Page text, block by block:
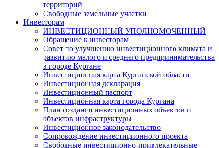
территорий
Свободные земельные участки
Инвесторам
ИНВЕСТИЦИОННЫЙ УПОЛНОМОЧЕННЫЙ
Обращение к инвесторам
Совет по улучшению инвестиционного климата и
развитию малого и среднего предпринимательства
в городе Кургане
Инвестиционная карта Курганской области
Инвестиционная декларация
Инвестиционный паспорт
Инвестиционная карта города Кургана
План создания инвестиционных объектов и
объектов инфраструктуры
Инвестиционное законодательство
Сопровождение инвестиционного проекта
Свободные инвестиционно-привлекательные